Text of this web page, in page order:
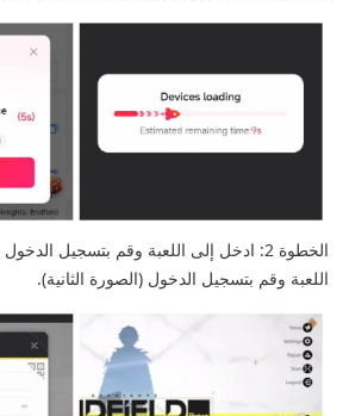
الخطوة 2: ادخل إلى اللعبة وقم بتسجيل
اللعبة وقم بتسجيل الدخول (الصورة الثانية).